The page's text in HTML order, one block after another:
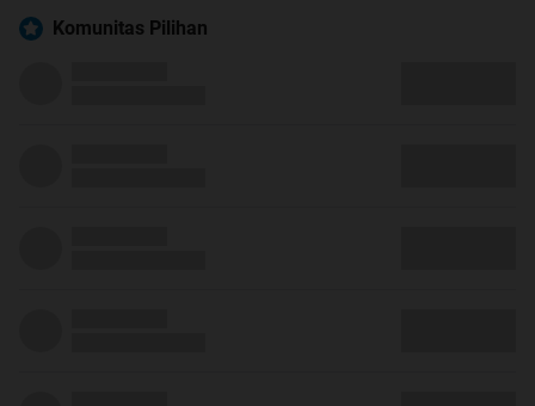
Komunitas Pilihan